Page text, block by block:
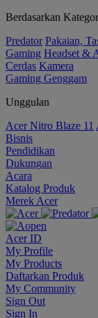
Berdasarkan
Predator Pakaian,
Gaming Headset &
Cerdas Kamera
Gaming Genggam
Unggulan
Acer Nitro Blaze 11
Bisnis
Pendidikan
Dukungan
Acara
Katalog Produk
Merek Acer
Acer ID
My Profile
My Products
Daftarkan Produk
My Community
Sign Out
Sign In